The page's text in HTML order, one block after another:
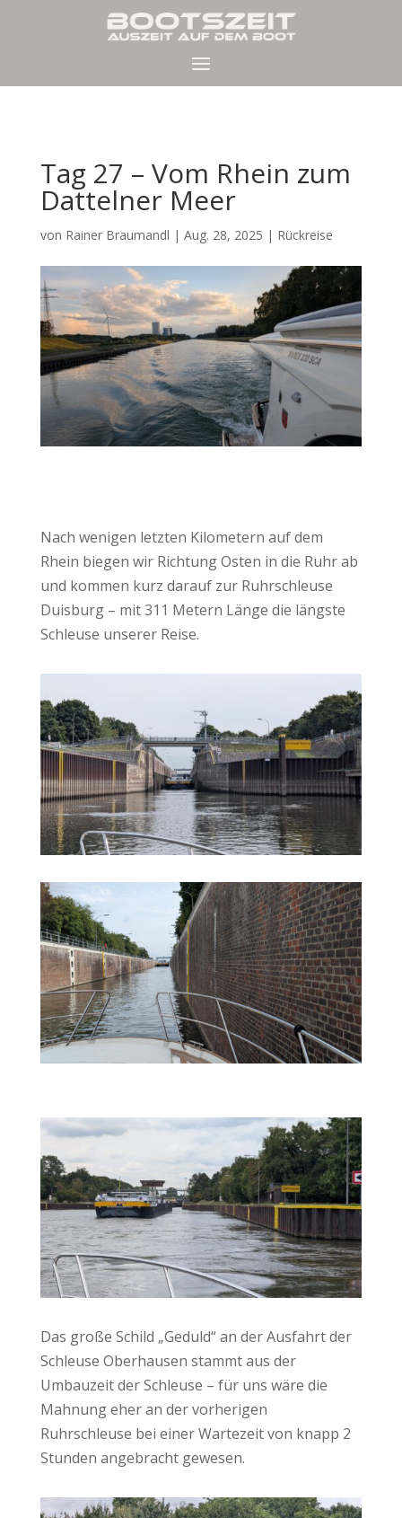
Tag 27 – Vom Rhein zum
Dattelner Meer
von Rainer Braumandl | Aug. 28, 2025 | Rückreise
Nach wenigen letzten Kilometern auf dem
Rhein biegen wir Richtung Osten in die Ruhr ab
und kommen kurz darauf zur Ruhrschleuse
Duisburg – mit 311 Metern Länge die längste
Schleuse unserer Reise.
Das große Schild „Geduld“ an der Ausfahrt der
Schleuse Oberhausen stammt aus der
Umbauzeit der Schleuse – für uns wäre die
Mahnung eher an der vorherigen
Ruhrschleuse bei einer Wartezeit von knapp 2
Stunden angebracht gewesen.